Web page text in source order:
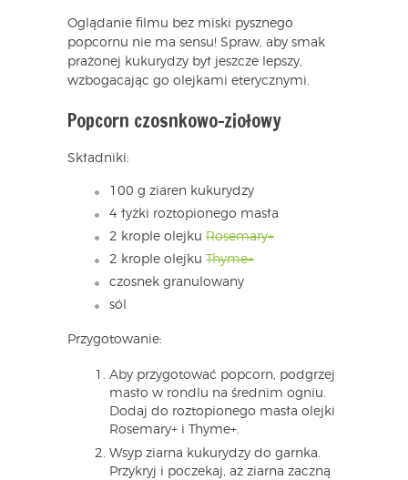
Oglądanie filmu bez miski pysznego
popcornu nie ma sensu! Spraw, aby smak
prażonej kukurydzy był jeszcze lepszy,
wzbogacając go olejkami eterycznymi.
Popcorn czosnkowo-ziołowy
Składniki:
100 g ziaren kukurydzy
4 łyżki roztopionego masła
2 krople olejku Rosemary+
2 krople olejku Thyme+
czosnek granulowany
sól
Przygotowanie:
Aby przygotować popcorn, podgrzej
masło w rondlu na średnim ogniu.
Dodaj do roztopionego masła olejki
Rosemary+ i Thyme+.
Wsyp ziarna kukurydzy do garnka.
Przykryj i poczekaj, aż ziarna zaczną